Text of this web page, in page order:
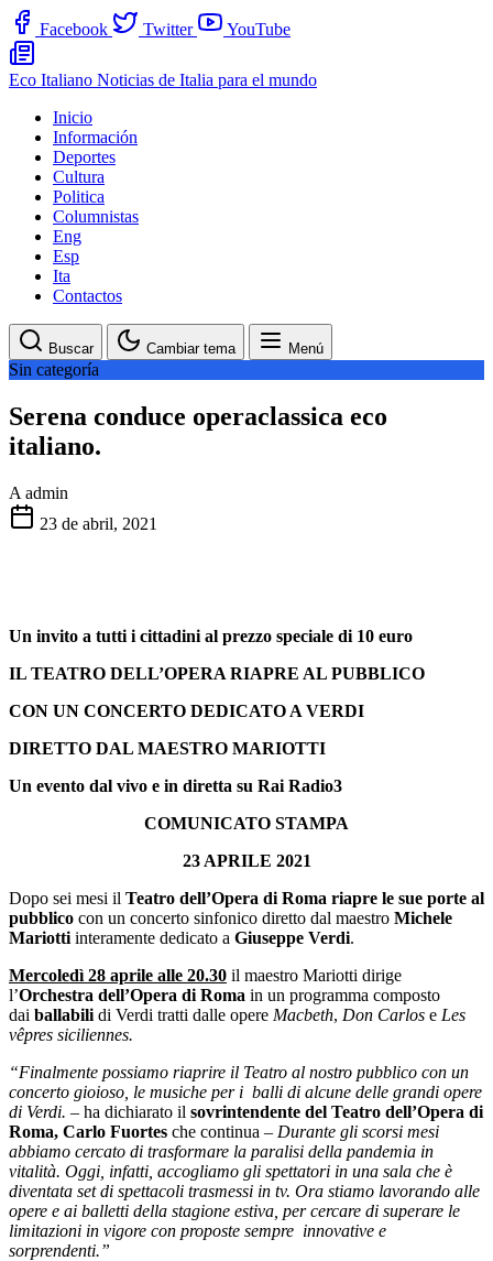
Facebook Twitter YouTube
Eco Italiano Noticias de Italia para el mundo
Inicio
Información
Deportes
Cultura
Politica
Columnistas
Eng
Esp
Ita
Contactos
Buscar Cambiar tema Menú
Sin categoría
Serena conduce operaclassica eco
italiano.
A admin
23 de abril, 2021
Un invito a tutti i cittadini al prezzo speciale di 10 euro
IL TEATRO DELL’OPERA RIAPRE AL PUBBLICO
CON UN CONCERTO DEDICATO A VERDI
DIRETTO DAL MAESTRO MARIOTTI
Un evento dal vivo e in diretta su Rai Radio3
COMUNICATO STAMPA
23 APRILE 2021
Dopo sei mesi il Teatro dell’Opera di Roma riapre le sue porte al
pubblico con un concerto sinfonico diretto dal maestro Michele
Mariotti interamente dedicato a Giuseppe Verdi.
Mercoledì 28 aprile alle 20.30 il maestro Mariotti dirige
l’Orchestra dell’Opera di Roma in un programma composto
dai ballabili di Verdi tratti dalle opere Macbeth, Don Carlos e Les
vêpres siciliennes.
“Finalmente possiamo riaprire il Teatro al nostro pubblico con un
concerto gioioso, le musiche per i balli di alcune delle grandi opere
di Verdi. – ha dichiarato il sovrintendente del Teatro dell’Opera di
Roma, Carlo Fuortes che continua – Durante gli scorsi mesi
abbiamo cercato di trasformare la paralisi della pandemia in
vitalità. Oggi, infatti, accogliamo gli spettatori in una sala che è
diventata set di spettacoli trasmessi in tv. Ora stiamo lavorando alle
opere e ai balletti della stagione estiva, per cercare di superare le
limitazioni in vigore con proposte sempre innovative e
sorprendenti.”